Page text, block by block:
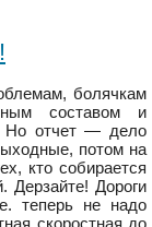
болячкам
составом и
Но отчет — дело
потом на
кто собирается
Дерзайте! Дороги
теперь не надо
скоростная до